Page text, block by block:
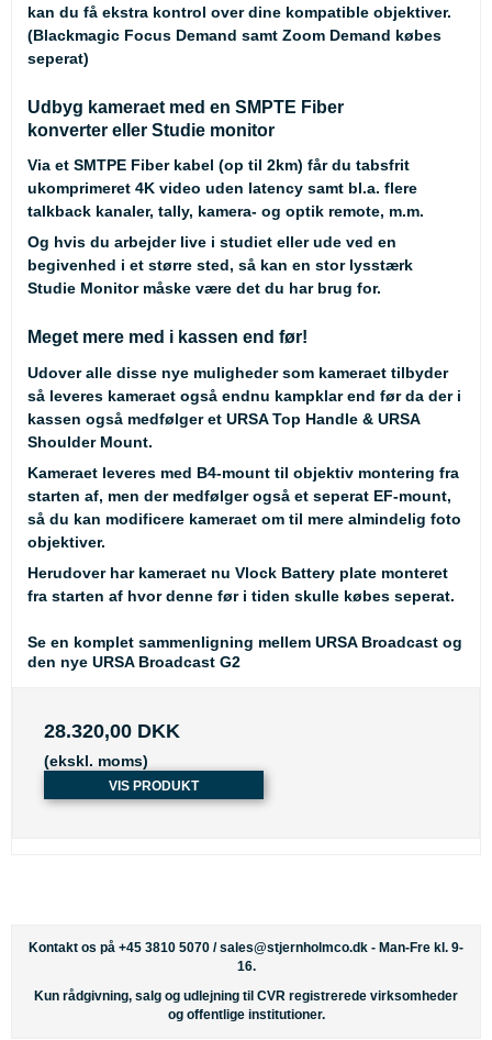
kan du få ekstra kontrol over dine kompatible objektiver.
(Blackmagic Focus Demand samt Zoom Demand købes
seperat)
Udbyg kameraet med en SMPTE Fiber
konverter eller Studie monitor
Via et SMTPE Fiber kabel (op til 2km) får du tabsfrit
ukomprimeret 4K video uden latency samt bl.a. flere
talkback kanaler, tally, kamera- og optik remote, m.m.
Og hvis du arbejder live i studiet eller ude ved en
begivenhed i et større sted, så kan en stor lysstærk
Studie Monitor måske være det du har brug for.
Meget mere med i kassen end før!
Udover alle disse nye muligheder som kameraet tilbyder
så leveres kameraet også endnu kampklar end før da der i
kassen også medfølger et URSA Top Handle & URSA
Shoulder Mount.
Kameraet leveres med B4-mount til objektiv montering fra
starten af, men der medfølger også et seperat EF-mount,
så du kan modificere kameraet om til mere almindelig foto
objektiver.
Herudover har kameraet nu Vlock Battery plate monteret
fra starten af hvor denne før i tiden skulle købes seperat.
Se en komplet sammenligning mellem URSA Broadcast og
den nye URSA Broadcast G2
28.320,00 DKK
(ekskl. moms)
VIS PRODUKT
Kontakt os på +45 3810 5070 /sales@stjernholmco.dk - Man-Fre kl. 9-
16.
Kun rådgivning, salg og udlejning til CVR registrerede virksomheder
og offentlige institutioner.